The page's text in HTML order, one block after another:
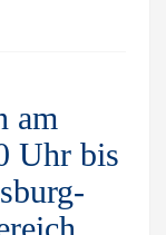
am
Uhr bis